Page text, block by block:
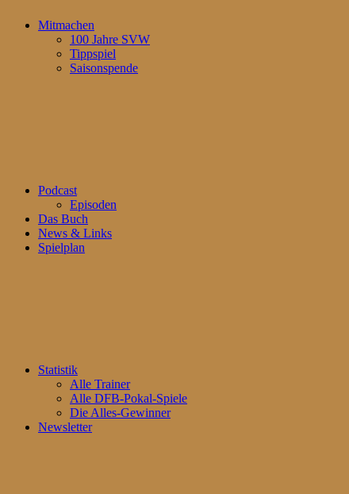
Mitmachen
100 Jahre SVW
Tippspiel
Saisonspende
Podcast
Episoden
Das Buch
News & Links
Spielplan
Statistik
Alle Trainer
Alle DFB-Pokal-Spiele
Die Alles-Gewinner
Newsletter